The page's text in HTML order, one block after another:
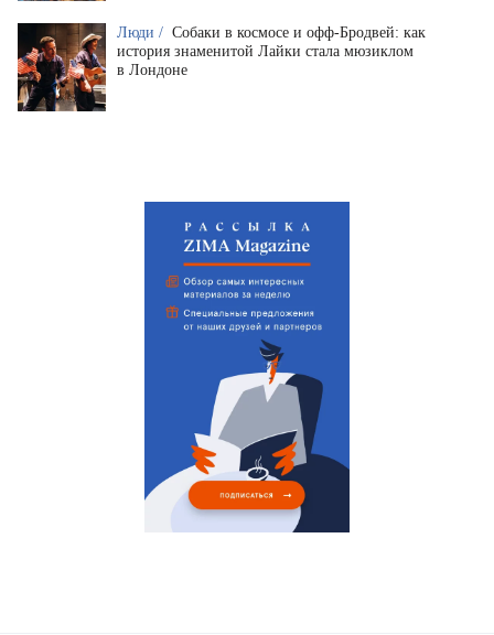
Люди / Собаки в космосе и офф-Бродвей: как
история знаменитой Лайки стала мюзиклом
в Лондоне